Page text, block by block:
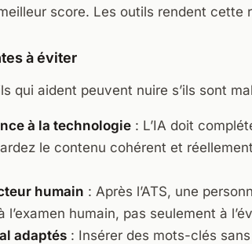
score. Les outils rendent cette
à éviter
qui aident peuvent nuire s’ils sont
à la technologie : L’IA doit
le contenu cohérent et
humain : Après l’ATS, une
l’examen humain, pas seulement à
adaptés : Insérer des mots-clés